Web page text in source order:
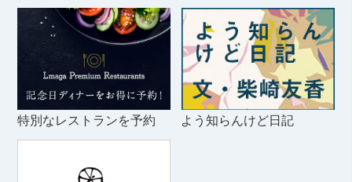
特別なレストランを予約 よう知らんけど日記